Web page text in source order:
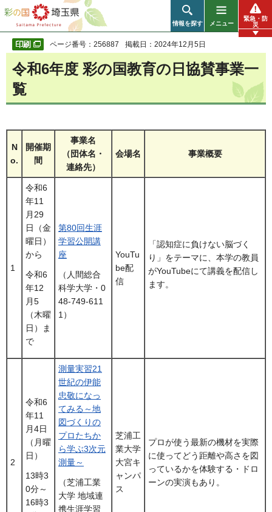
彩の国 埼玉県
情報を探す メニュー
緊急・防
災
ページ番号：256887 掲載日：2024年12月5日
令和6年度 彩の国教育の日協賛事業一
覧
N
o.
開催期
間
事業名
（団体名・
連絡先）
会場名 事業概要
1
令和6
年11
月29
日（金
曜日）
から
令和6
年12
月5
（木曜
日）ま
で
第80回生涯
学習公開講
座
（人間総合
科学大学・0
48-749-611
1）
YouTu
be配
信
「認知症に負けない脳づく
り」をテーマに、本学の教員
がYouTubeにて講義を配信し
ます。
2
令和6
年11
月4日
（月曜
日）
13時3
0分～
16時3
測量実習21
世紀の伊能
忠敬になっ
てみる～地
図づくりの
プロたちか
ら学ぶ3次元
測量～
（芝浦工業
大学 地域連
携生涯学習
芝浦工
業大学
大宮キ
ャンパ
ス
プロが使う最新の機材を実際
に使ってどう距離や高さを図
っているかを体験する・ドロ
ーンの実演もあり。